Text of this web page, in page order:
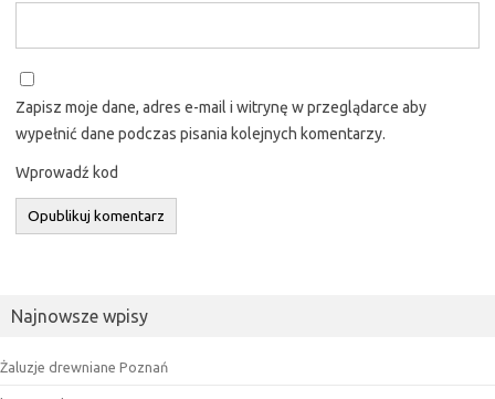
Zapisz moje dane, adres e-mail i witrynę w przeglądarce aby
wypełnić dane podczas pisania kolejnych komentarzy.
Wprowadź kod
Najnowsze wpisy
Żaluzje drewniane Poznań